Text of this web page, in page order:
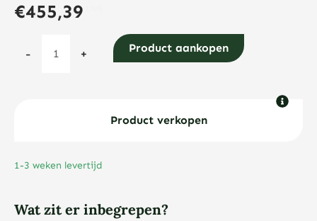
€455,39
-
Franse
aantal
+ Product aankopen
Product verkopen
1-3 weken levertijd
Wat zit er inbegrepen?